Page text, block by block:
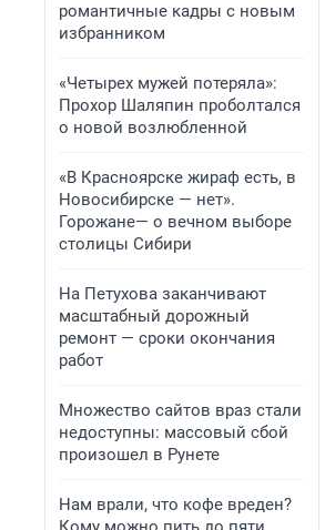
романтичные кадры с новым
избранником
«Четырех мужей потеряла»:
Прохор Шаляпин проболтался
о новой возлюбленной
«В Красноярске жираф есть, в
Новосибирске — нет».
Горожане— о вечном выборе
столицы Сибири
На Петухова заканчивают
масштабный дорожный
ремонт — сроки окончания
работ
Множество сайтов враз стали
недоступны: массовый сбой
произошел в Рунете
Нам врали, что кофе вреден?